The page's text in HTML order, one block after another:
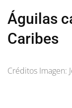
Águilas
Caribes
Créditos Imagen: